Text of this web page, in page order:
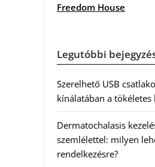
Freedom House
Legutóbbi
Szerelhető USB
kínálatában a
Dermatochalasis
szemlélettel: milyen
rendelkezésre?